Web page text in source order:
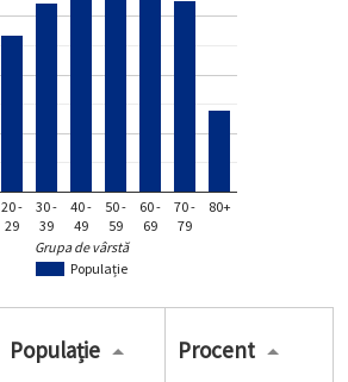
Populație
20 -
29
30 -
39
40 -
49
50 -
59
60 -
69
70 -
79
80+
Grupa de vârstă
Populație Procent